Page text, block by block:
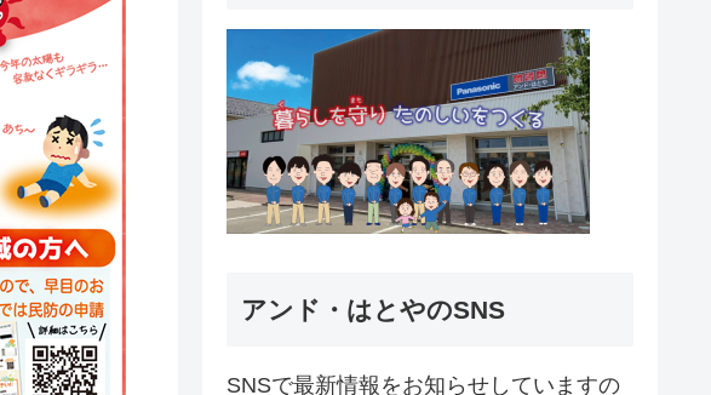
アンド・はとやのSNS
SNSで最新情報をお知らせしていますの